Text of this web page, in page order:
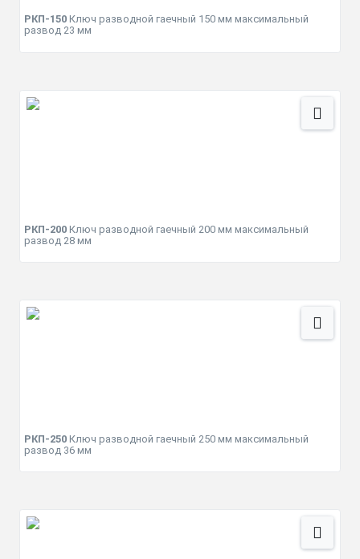
РКП-150Ключ разводной гаечный 150 мм максимальный
развод 23 мм
РКП-200Ключ разводной гаечный 200 мм максимальный
развод 28 мм
РКП-250Ключ разводной гаечный 250 мм максимальный
развод 36 мм